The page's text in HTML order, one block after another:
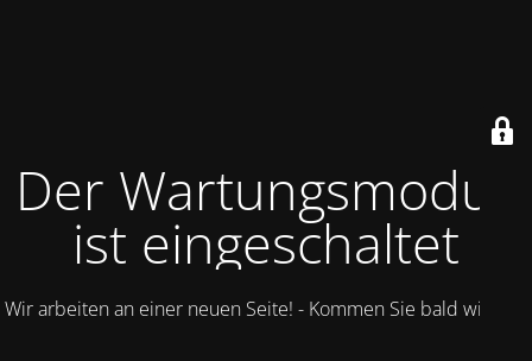
Der Wartungsmodus
ist eingeschaltet
Wir arbeiten an einer neuen Seite! - Kommen Sie bald wieder.